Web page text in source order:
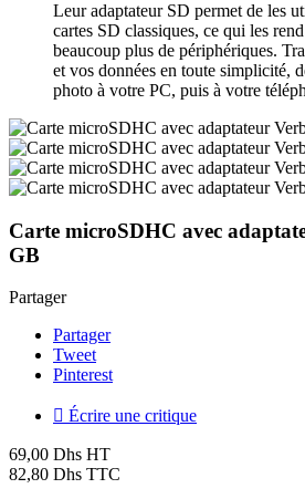
Leur adaptateur SD permet de les
cartes SD classiques, ce qui les
beaucoup plus de périphériques.
et vos données en toute simplicité,
photo à votre PC, puis à votre
Carte microSDHC avec
GB
Partager
Partager
Tweet
Pinterest
 Écrire une critique
69,00 Dhs HT
82,80 Dhs TTC